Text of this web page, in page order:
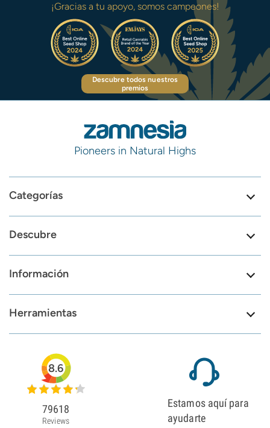
¡Gracias a tu apoyo, somos campeones!
Descubre todos nuestros
premios
Pioneers in Natural Highs
Categorías
Descubre
Información
Herramientas
8.6
79618
Reviews
Estamos aquí para
ayudarte